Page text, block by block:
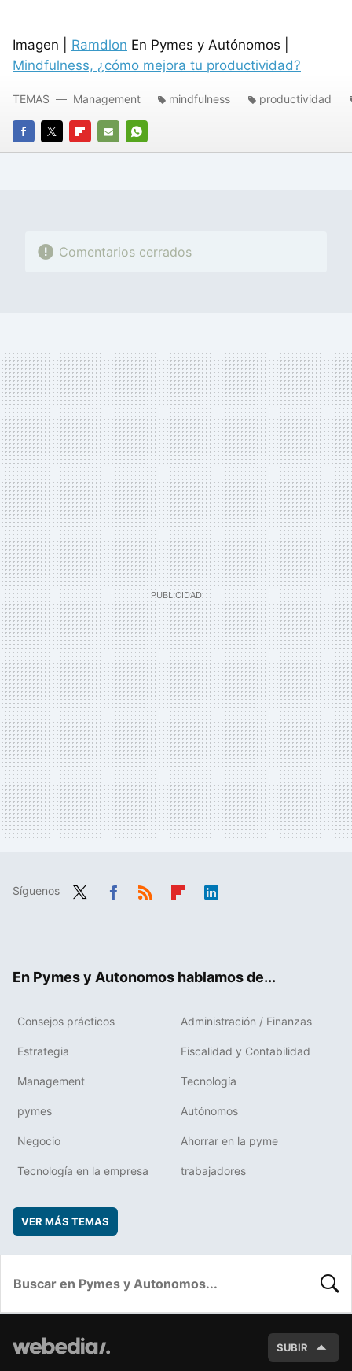
Imagen | Ramdlon En Pymes y Autónomos |
Mindfulness, ¿cómo mejora tu productividad?
FACEBOOK
TWITTERFLIPBOARD
E-
WHATSAPP
TEMAS Management mindfulness productividad
Comentarios cerrados
Síguenos
En Pymes y Autonomos hablamos de...
Consejos prácticos Administración / Finanzas
Estrategia Fiscalidad y Contabilidad
Management Tecnología
pymes Autónomos
Negocio Ahorrar en la pyme
Tecnología en la empresa trabajadores
VER MÁS TEMAS
SUBIR